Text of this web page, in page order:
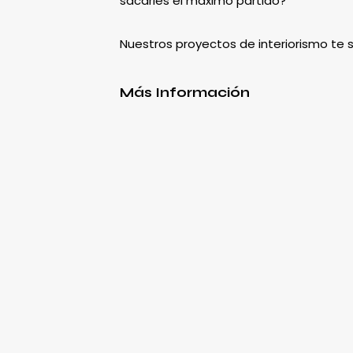
Nuestros proyectos de interiorismo te
Más Información